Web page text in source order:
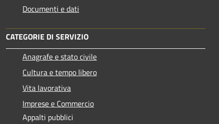
Documenti e dati
CATEGORIE DI SERVIZIO
Anagrafe e stato civile
Cultura e tempo libero
Vita lavorativa
Imprese e Commercio
Appalti pubblici